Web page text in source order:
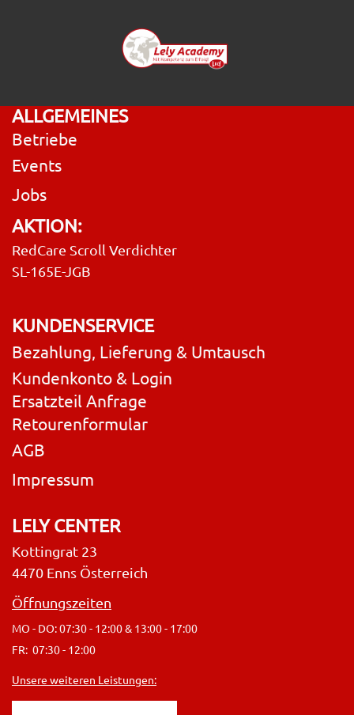
ALLGEMEINES
Betriebe
Events
Jobs
AKTION:
RedCare Scroll Verdichter
SL-165E-JGB
KUNDENSERVICE
Bezahlung, Lieferung & Umtausch
Kundenkonto & Login
Ersatzteil Anfrage
Retourenformular
AGB
Impressum
LELY CENTER
Kottingrat 23
4470 Enns Österreich
Öffnungszeiten
MO - DO: 07:30 - 12:00 & 13:00 - 17:00
FR: 07:30 - 12:00
Unsere weiteren Leistungen: